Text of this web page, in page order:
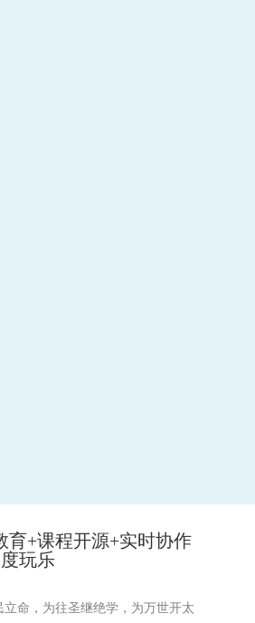
育+课程开源+实时协作
玩乐
立命，为往圣继绝学，为万世开太